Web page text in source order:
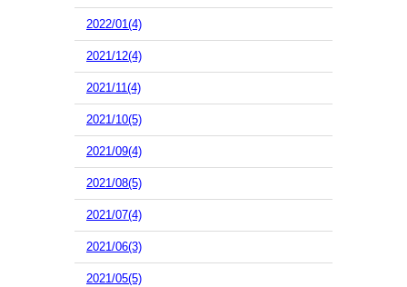
2022/01(4)
2021/12(4)
2021/11(4)
2021/10(5)
2021/09(4)
2021/08(5)
2021/07(4)
2021/06(3)
2021/05(5)